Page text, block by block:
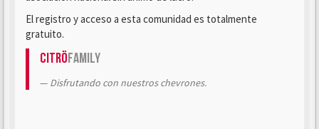
El registro y acceso a esta comunidad es totalmente
gratuito.
CitröFamily
Disfrutando con nuestros chevrones.